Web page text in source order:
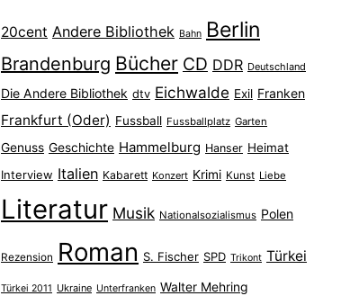
20cent Andere Bibliothek Bahn Berlin
Brandenburg Bücher CD DDR Deutschland
Die Andere Bibliothek dtv Eichwalde Exil Franken
Frankfurt (Oder) Fussball Fussballplatz Garten
Genuss Geschichte Hammelburg Hanser Heimat
Interview Italien Kabarett Konzert Krimi Kunst Liebe
Literatur Musik Nationalsozialismus Polen
Rezension Roman S. Fischer SPD Trikont Türkei
Türkei 2011 Ukraine Unterfranken Walter Mehring